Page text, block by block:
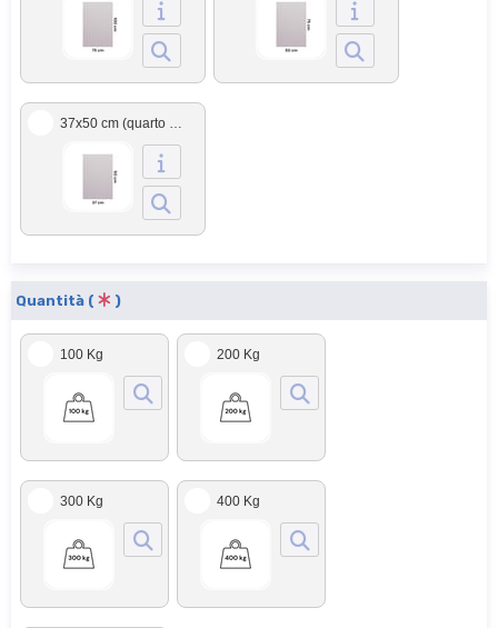
37x50 cm (quarto di foglio)
Quantità ( )
100 Kg 200 Kg
300 Kg 400 Kg